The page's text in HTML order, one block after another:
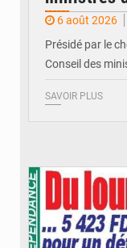
6 août 2026
Présidé par le
Conseil des
SAVOIR PLUS